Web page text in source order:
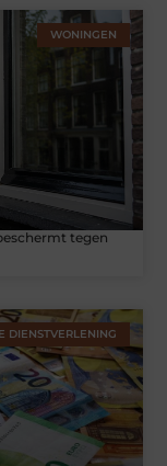
WONINGEN
tegen
DIENSTVERLENING